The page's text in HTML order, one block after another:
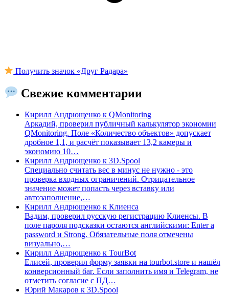
Получить значок «Друг Радара»
Свежие комментарии
Кирилл Андрющенко к QMonitoring
Аркадий, проверил публичный калькулятор экономии
QMonitoring. Поле «Количество объектов» допускает
дробное 1,1, и расчёт показывает 13,2 камеры и
экономию 10…
Кирилл Андрющенко к 3D.Spool
Специально считать вес в минус не нужно - это
проверка входных ограничений. Отрицательное
значение может попасть через вставку или
автозаполнение,…
Кирилл Андрющенко к Клиенса
Вадим, проверил русскую регистрацию Клиенсы. В
поле пароля подсказки остаются английскими: Enter a
password и Strong. Обязательные поля отмечены
визуально,…
Кирилл Андрющенко к TourBot
Елисей, проверил форму заявки на tourbot.store и нашёл
конверсионный баг. Если заполнить имя и Telegram, не
отметить согласие с ПД…
Юрий Макаров к 3D.Spool